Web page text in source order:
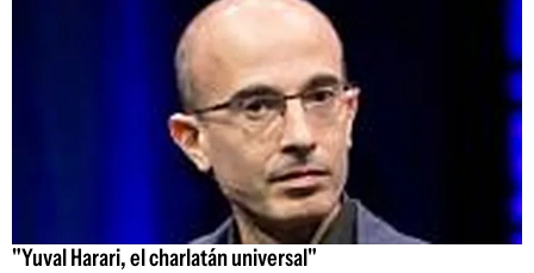
"Yuval Harari, el charlatán universal"